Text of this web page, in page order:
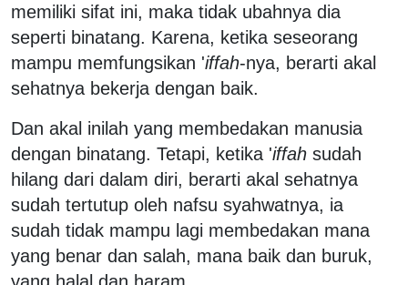
memiliki sifat ini, maka tidak ubahnya dia
seperti binatang. Karena, ketika seseorang
mampu memfungsikan 'iffah-nya, berarti akal
sehatnya bekerja dengan baik.
Dan akal inilah yang membedakan manusia
dengan binatang. Tetapi, ketika 'iffah sudah
hilang dari dalam diri, berarti akal sehatnya
sudah tertutup oleh nafsu syahwatnya, ia
sudah tidak mampu lagi membedakan mana
yang benar dan salah, mana baik dan buruk,